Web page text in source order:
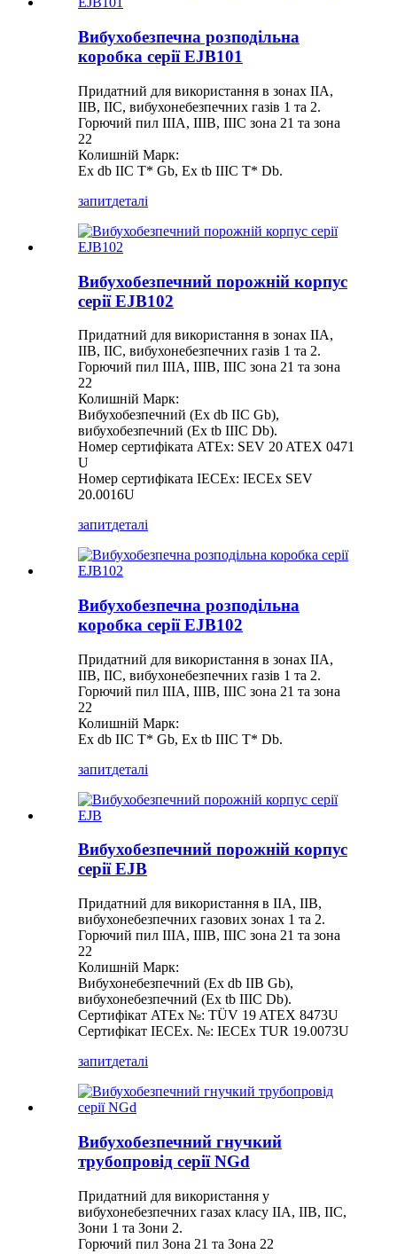
Вибухобезпечна розподільна
коробка серії EJB101
Придатний для використання в зонах IIA,
IIB, IIC, вибухонебезпечних газів 1 та 2.
Горючий пил IIIA, IIIB, IIIC зона 21 та зона
22
Колишній Марк:
Ex db IIC T* Gb, Ex tb IIIC T* Db.
запитдеталі
Вибухобезпечний порожній корпус
серії EJB102
Придатний для використання в зонах IIA,
IIB, IIC, вибухонебезпечних газів 1 та 2.
Горючий пил IIIA, IIIB, IIIC зона 21 та зона
22
Колишній Марк:
Вибухобезпечний (Ex db IIC Gb),
вибухобезпечний (Ex tb IIIC Db).
Номер сертифіката ATEx: SEV 20 ATEX 0471
U
Номер сертифіката IECEx: IECEx SEV
20.0016U
запитдеталі
Вибухобезпечна розподільна
коробка серії EJB102
Придатний для використання в зонах IIA,
IIB, IIC, вибухонебезпечних газів 1 та 2.
Горючий пил IIIA, IIIB, IIIC зона 21 та зона
22
Колишній Марк:
Ex db IIC T* Gb, Ex tb IIIC T* Db.
запитдеталі
Вибухобезпечний порожній корпус
серії EJB
Придатний для використання в IIA, IIB,
вибухонебезпечних газових зонах 1 та 2.
Горючий пил IIIA, IIIB, IIIC зона 21 та зона
22
Колишній Марк:
Вибухонебезпечний (Ex db IIB Gb),
вибухонебезпечний (Ex tb IIIC Db).
Сертифікат ATEx №: TÜV 19 ATEX 8473U
Сертифікат IECEx. №: IECEx TUR 19.0073U
запитдеталі
Вибухобезпечний гнучкий
трубопровід серії NGd
Придатний для використання у
вибухонебезпечних газах класу IIA, IIB, IIC,
Зони 1 та Зони 2.
Горючий пил Зона 21 та Зона 22